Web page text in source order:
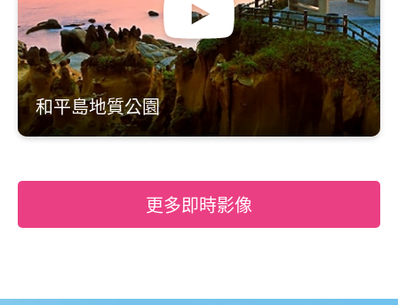
和平島地質公園
更多即時影像